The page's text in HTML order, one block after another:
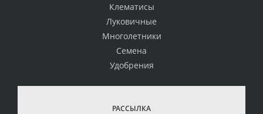
Клематисы
Луковичные
Многолетники
Семена
Удобрения
РАССЫЛКА